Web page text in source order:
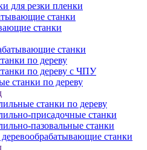
для резки пленки
станки
станки
станки
по дереву
по дереву с ЧПУ
станки по дереву
станки по дереву
присадочные станки
пазовальные станки
станки